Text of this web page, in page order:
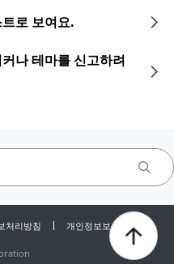
로 보여요.
나 테마를 신고하려
처리방침 개인정보보호센터